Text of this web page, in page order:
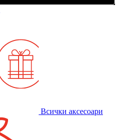
Всички аксесоари